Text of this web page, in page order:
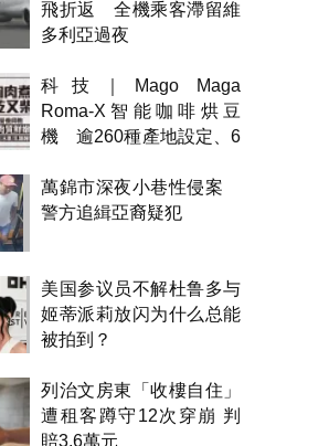
飛折返 全機乘客滯留維
多利亞過夜
科技｜Mago Maga
Roma-X智能咖啡烘豆
機 逾260種產地設定、6
萬錦市深夜小巷性侵案
警方追緝亞裔疑犯
美国参议员不解杜鲁多与
姬蒂派莉放闪为什么总能
被拍到？
列治文房東「收樓自住」
遭租客蹲守12次穿崩 判
賠3.6萬元